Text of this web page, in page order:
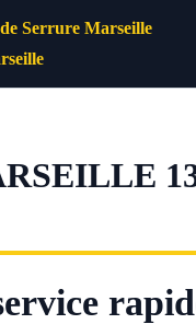
Serrure Marseille